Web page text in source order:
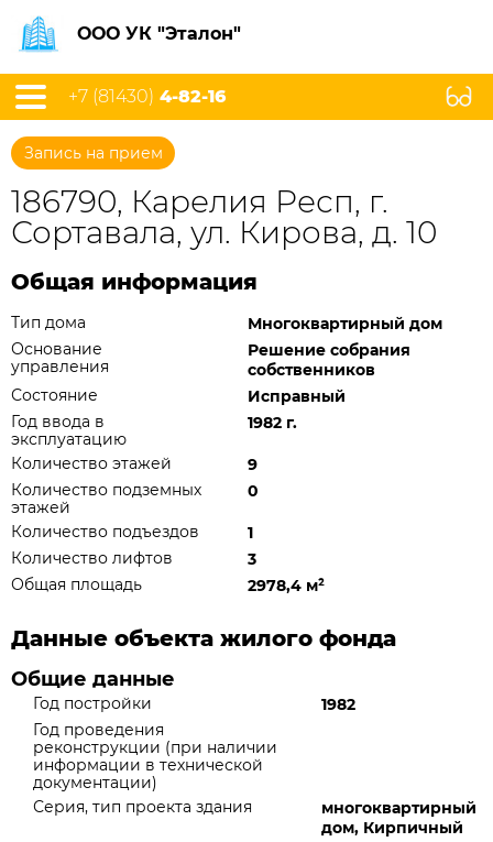
ООО УК "Эталон"
+7 (81430) 4-82-16
Запись на прием
186790, Карелия Респ, г.
Сортавала, ул. Кирова, д. 10
Общая информация
Тип дома
Многоквартирный дом
Основание
управления
Решение собрания
собственников
Состояние
Исправный
Год ввода в
эксплуатацию
1982 г.
Количество этажей
9
Количество подземных
этажей
0
Количество подъездов
1
Количество лифтов
3
Общая площадь
2978,4 м²
Данные объекта жилого фонда
Общие данные
Год постройки
1982
Год проведения
реконструкции (при наличии
информации в технической
документации)
Серия, тип проекта здания
многоквартирный
дом, Кирпичный